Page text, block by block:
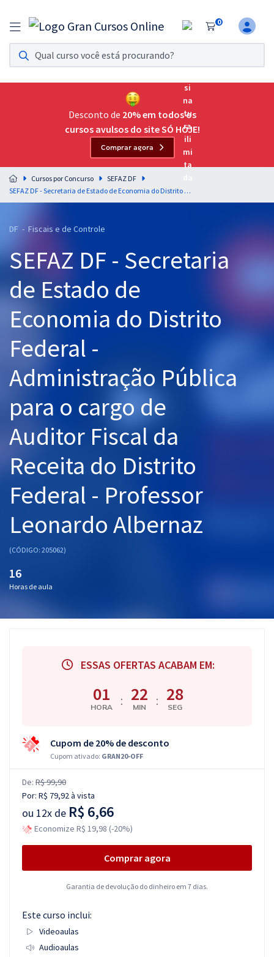
0
Assinatura Ilimitada 11
Acesso a todos os cursos. Teste grátis por 7 dias!
Assinatura OAB Até Passar
Acesso ilimitado a toda preparação para o Exame da
Residências Multiprofissionais
Preparação completa e intensiva para as principais
residências em saúde do Brasil
Cursos 20% OFF
Pós
Graduação
OAB
Mentorias
Aprovados
Desconto de 20% em todos os
cursos avulsos do site SÓ HOJE!
Comprar agora
Cursos por Concurso
SEFAZ DF
SEFAZ DF - Secretaria de Estado de Economia do Distrito Federal - Administração Pública para o cargo de Auditor Fiscal da Receita do Distrito Federal - Professor Leonardo Albernaz
DF - Fiscais e de Controle
SEFAZ DF - Secretaria
de Estado de
Economia do Distrito
Federal -
Administração Pública
para o cargo de
Auditor Fiscal da
Receita do Distrito
Federal - Professor
Leonardo Albernaz
(CÓDIGO: 205062)
16
Horas de aula
ESSAS OFERTAS ACABAM EM:
01
HORA : 22
MIN : 27
SEG
Cupom de 20% de desconto
Cupom ativado: GRAN20-OFF
De: R$ 99,90
Por: R$ 79,92à vista
ou 12x de R$ 6,66
Economize R$ 19,98 (-20%)
Comprar agora
Garantia de devolução do dinheiro em 7 dias.
Este curso inclui:
Videoaulas
Audioaulas